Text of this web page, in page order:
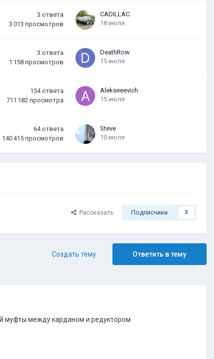
3 ответа
3 013 просмотров
CADILLAC
18 июля
3 ответа
1 158 просмотров
DeathRow
15 июля
154 ответа
711 182 просмотра
Alekseeevich
15 июля
64 ответа
140 415 просмотров
Steve
10 июля
Рассказать Подписчики 3
Ответить в тему
Создать тему
муфты между карданом и редуктором